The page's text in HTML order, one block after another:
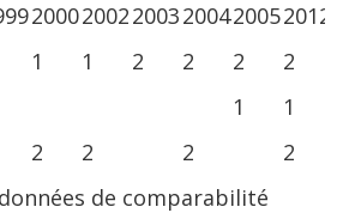
200020022003200420052012
1 1 2 2 2 2
1
1
2 2 2 2
de comparabilité